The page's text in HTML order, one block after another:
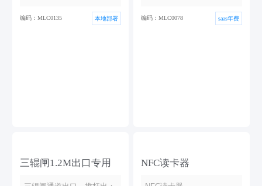
编码：MLC0135 本地部署 编码：MLC0078 saas年费
三辊闸1.2M出口专用 NFC读卡器